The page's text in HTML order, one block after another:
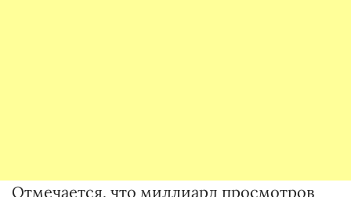
Отмечается, что миллиард просмотров